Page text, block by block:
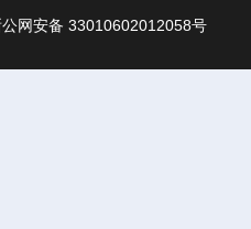
网安备 33010602012058号